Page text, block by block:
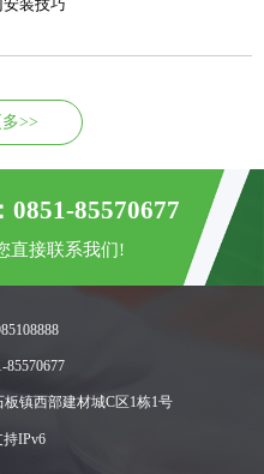
安装技巧
>>
85570677
直接联系我们!
85570677
镇西部建材城C区1栋1号
IPv6